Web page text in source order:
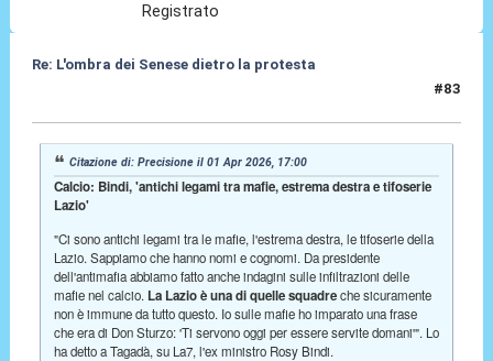
Registrato
Re: L'ombra dei Senese dietro la protesta
#83
Citazione di: Precisione il 01 Apr 2026, 17:00
Calcio: Bindi, 'antichi legami tra mafie, estrema destra e tifoserie
Lazio'
"Ci sono antichi legami tra le mafie, l'estrema destra, le tifoserie della
Lazio. Sappiamo che hanno nomi e cognomi. Da presidente
dell'antimafia abbiamo fatto anche indagini sulle infiltrazioni delle
mafie nel calcio. La Lazio è una di quelle squadreche sicuramente
non è immune da tutto questo. Io sulle mafie ho imparato una frase
che era di Don Sturzo: 'Ti servono oggi per essere servite domani'". Lo
ha detto a Tagadà, su La7, l'ex ministro Rosy Bindi.